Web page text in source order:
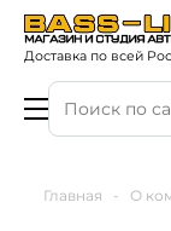
Доставка по всей
Главная - О